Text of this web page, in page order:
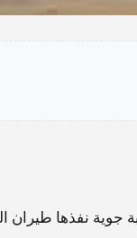
جوية نفذها